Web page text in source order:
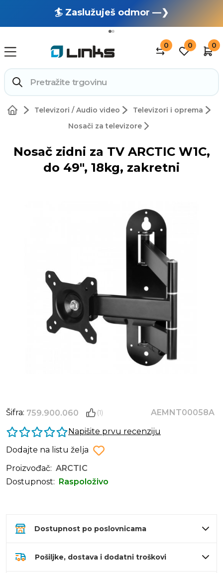
🏄 Zaslužuješ odmor —❯
🔥 OUTLET: TOTALNA RASPRODAJA —❯
0 0 0
Televizori / Audio video
Televizori i oprema
Nosači za televizore
Nosač zidni za TV ARCTIC W1C,
do 49", 18kg, zakretni
Šifra: 759.900.060 (1)
AEMNT00058A
Napišite prvu recenziju
Dodajte na listu želja
Proizvođač: ARCTIC
Dostupnost:
Raspoloživo
Dostupnost po poslovnicama
Pošiljke, dostava i dodatni troškovi